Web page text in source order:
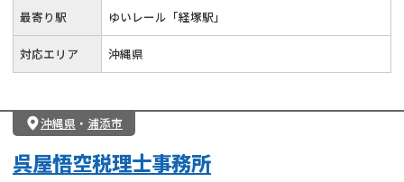
最寄り駅 ゆいレール「経塚駅」
対応エリア 沖縄県
沖縄県 ・ 浦添市
呉屋悟空税理士事務所